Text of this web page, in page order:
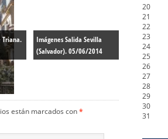
Triana.
Imágenes Salida Sevilla
(Salvador). 05/06/2014
están marcados con*
20
21
22
23
24
25
26
27
28
29
30
31